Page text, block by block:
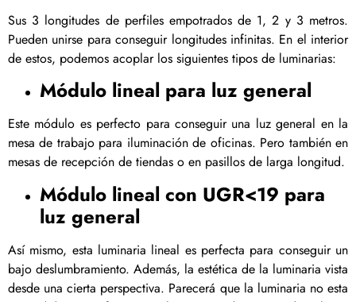
Sus 3 longitudes de perfiles empotrados de 1, 2 y 3 metros.
Pueden unirse para conseguir longitudes infinitas. En el interior
de estos, podemos acoplar los siguientes tipos de luminarias:
Módulo lineal para luz general
Este módulo es perfecto para conseguir una luz general en la
mesa de trabajo para iluminación de oficinas. Pero también en
mesas de recepción de tiendas o en pasillos de larga longitud.
Módulo lineal con UGR<19 para
luz general
Así mismo, esta luminaria lineal es perfecta para conseguir un
bajo deslumbramiento. Además, la estética de la luminaria vista
desde una cierta perspectiva. Parecerá que la luminaria no esta